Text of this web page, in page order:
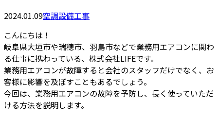
2024.01.09空調設備工事
こんにちは！
岐阜県大垣市や瑞穂市、羽島市などで業務用エアコンに関わ
る仕事に携わっている、株式会社LIFEです。
業務用エアコンが故障すると会社のスタッフだけでなく、お
客様に影響を及ぼすこともあるでしょう。
今回は、業務用エアコンの故障を予防し、長く使っていただ
ける方法を説明します。